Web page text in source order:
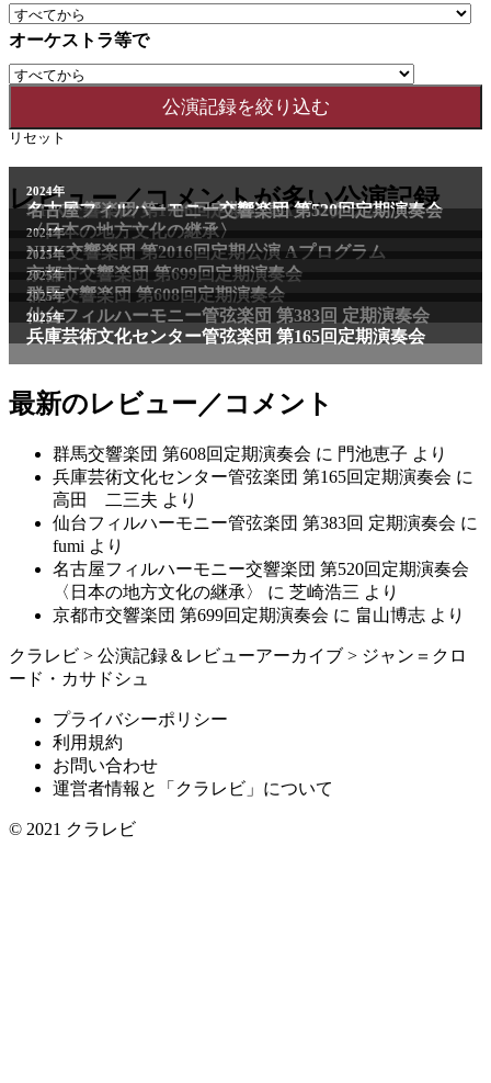
オーケストラ等で
リセット
レビュー／コメントが多い公演記録
最新のレビュー／コメント
群馬交響楽団 第608回定期演奏会 に 門池恵子 より
兵庫芸術文化センター管弦楽団 第165回定期演奏会 に
高田 二三夫 より
仙台フィルハーモニー管弦楽団 第383回 定期演奏会 に
fumi より
名古屋フィルハーモニー交響楽団 第520回定期演奏会
〈日本の地方文化の継承〉
に 芝崎浩三 より
京都市交響楽団 第699回定期演奏会 に 畠山博志 より
クラレビ > 公演記録＆レビューアーカイブ > ジャン＝クロ
ード・カサドシュ
プライバシーポリシー
利用規約
お問い合わせ
運営者情報と「クラレビ」について
© 2021 クラレビ